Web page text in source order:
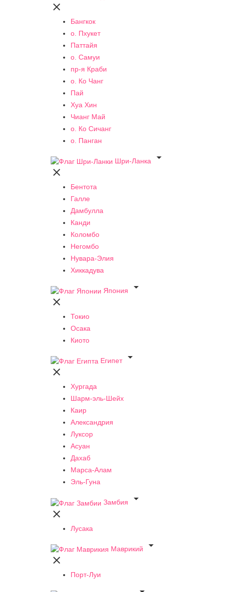

Бангкок
о. Пхукет
Паттайя
о. Самуи
пр-я Краби
о. Ко Чанг
Пай
Хуа Хин
Чианг Май
о. Ко Сичанг
о. Панган
Шри-Ланка


Бентота
Галле
Дамбулла
Канди
Коломбо
Негомбо
Нувара-Элия
Хиккадува
Япония


Токио
Осака
Киото
Египет


Хургада
Шарм-эль-Шейх
Каир
Александрия
Луксор
Асуан
Дахаб
Марса-Алам
Эль-Гуна
Замбия


Лусака
Маврикий


Порт-Луи